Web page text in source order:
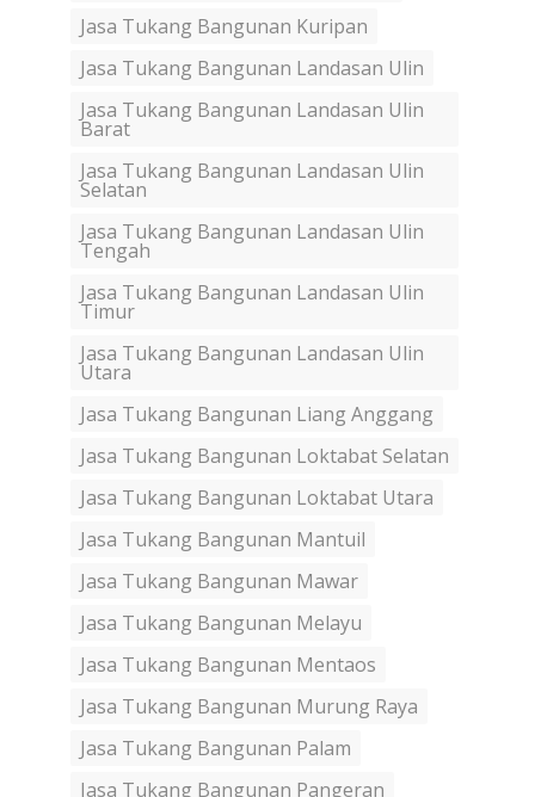
Jasa Tukang Bangunan Kuripan
Jasa Tukang Bangunan Landasan Ulin
Jasa Tukang Bangunan Landasan Ulin
Barat
Jasa Tukang Bangunan Landasan Ulin
Selatan
Jasa Tukang Bangunan Landasan Ulin
Tengah
Jasa Tukang Bangunan Landasan Ulin
Timur
Jasa Tukang Bangunan Landasan Ulin
Utara
Jasa Tukang Bangunan Liang Anggang
Jasa Tukang Bangunan Loktabat Selatan
Jasa Tukang Bangunan Loktabat Utara
Jasa Tukang Bangunan Mantuil
Jasa Tukang Bangunan Mawar
Jasa Tukang Bangunan Melayu
Jasa Tukang Bangunan Mentaos
Jasa Tukang Bangunan Murung Raya
Jasa Tukang Bangunan Palam
Jasa Tukang Bangunan Pangeran